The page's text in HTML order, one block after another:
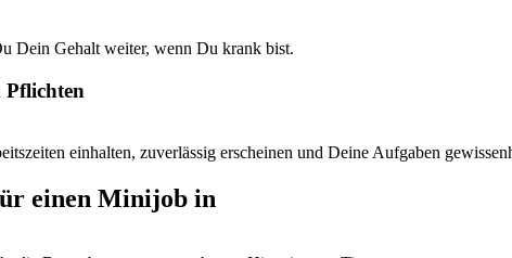
Dein Gehalt weiter, wenn Du krank bist.
einhalten, zuverlässig erscheinen und Deine Aufgaben
einen Minijob in